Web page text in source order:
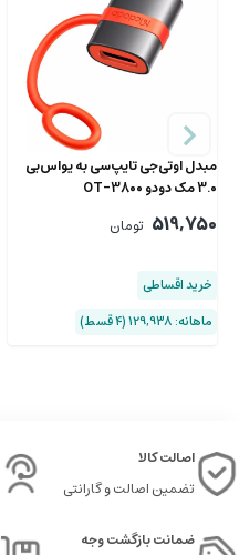
مبدل او‌تی‌جی تایپ‌سی به یو‌اس‌بی
3.0 مک دودو OT-3800
519,750 تومان
خرید اقساطی
ماهانه: 129,938 (۴ قسط)
اصالت کالا
تضمین اصالت و گارانتی
ضمانت بازگشت وجه